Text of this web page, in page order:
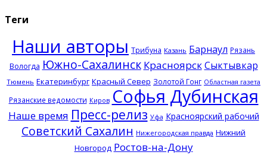
Теги
Наши авторы Трибуна Казань Барнаул Рязань
Вологда Южно-Сахалинск Красноярск Сыктывкар
Тюмень Екатеринбург Красный Север Золотой Гонг Областная газета
Рязанские ведомости Киров Софья Дубинская
Наше время Пресс-релиз Уфа Красноярский рабочий
Советский Сахалин Нижегородская правда Нижний
Новгород Ростов-на-Дону